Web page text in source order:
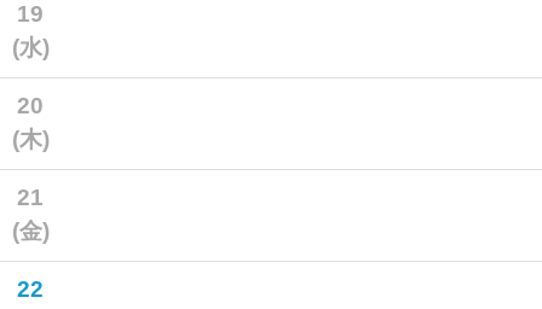
19
(水)
20
(木)
21
(金)
22